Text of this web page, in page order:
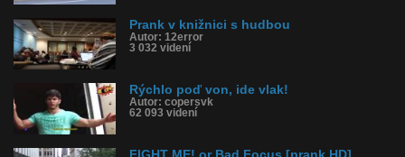
Prank v knižnici s hudbou
Autor: 12error
3 032 videní
Rýchlo poď von, ide vlak!
Autor: copersvk
62 093 videní